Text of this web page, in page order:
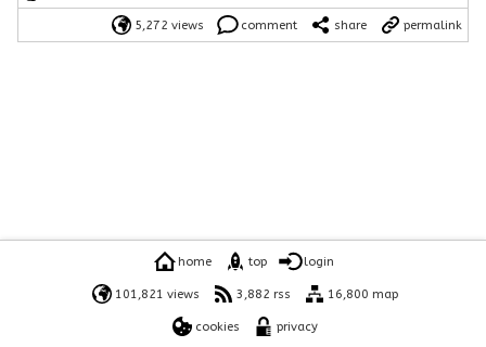
5,272 views comment share permalink
home top login
101,821 views 3,882 rss 16,800 map
cookies privacy